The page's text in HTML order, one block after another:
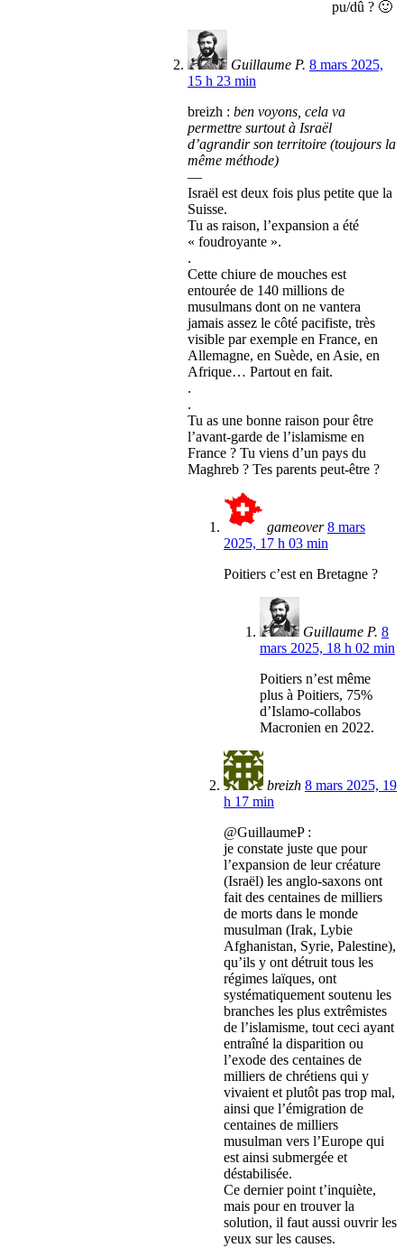
pu/dû ? 🙂
Guillaume P. 8 mars 2025,
15 h 23 min
breizh : ben voyons, cela va
permettre surtout à Israël
d’agrandir son territoire (toujours la
même méthode)
—
Israël est deux fois plus petite que la
Suisse.
Tu as raison, l’expansion a été
« foudroyante ».
.
Cette chiure de mouches est
entourée de 140 millions de
musulmans dont on ne vantera
jamais assez le côté pacifiste, très
visible par exemple en France, en
Allemagne, en Suède, en Asie, en
Afrique… Partout en fait.
.
.
Tu as une bonne raison pour être
l’avant-garde de l’islamisme en
France ? Tu viens d’un pays du
Maghreb ? Tes parents peut-être ?
gameover 8 mars
2025, 17 h 03 min
Poitiers c’est en Bretagne ?
Guillaume P. 8
mars 2025, 18 h 02 min
Poitiers n’est même
plus à Poitiers, 75%
d’Islamo-collabos
Macronien en 2022.
breizh 8 mars 2025, 19
h 17 min
@GuillaumeP :
je constate juste que pour
l’expansion de leur créature
(Israël) les anglo-saxons ont
fait des centaines de milliers
de morts dans le monde
musulman (Irak, Lybie
Afghanistan, Syrie, Palestine),
qu’ils y ont détruit tous les
régimes laïques, ont
systématiquement soutenu les
branches les plus extrêmistes
de l’islamisme, tout ceci ayant
entraîné la disparition ou
l’exode des centaines de
milliers de chrétiens qui y
vivaient et plutôt pas trop mal,
ainsi que l’émigration de
centaines de milliers
musulman vers l’Europe qui
est ainsi submergée et
déstabilisée.
Ce dernier point t’inquiète,
mais pour en trouver la
solution, il faut aussi ouvrir les
yeux sur les causes.